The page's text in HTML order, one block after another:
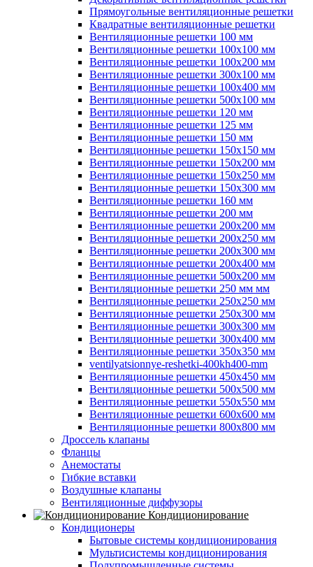
Прямоугольные вентиляционные решетки
Квадратные вентиляционные решетки
Вентиляционные решетки 100 мм
Вентиляционные решетки 100х100 мм
Вентиляционные решетки 100х200 мм
Вентиляционные решетки 300х100 мм
Вентиляционные решетки 100х400 мм
Вентиляционные решетки 500х100 мм
Вентиляционные решетки 120 мм
Вентиляционные решетки 125 мм
Вентиляционные решетки 150 мм
Вентиляционные решетки 150х150 мм
Вентиляционные решетки 150х200 мм
Вентиляционные решетки 150х250 мм
Вентиляционные решетки 150х300 мм
Вентиляционные решетки 160 мм
Вентиляционные решетки 200 мм
Вентиляционные решетки 200х200 мм
Вентиляционные решетки 200х250 мм
Вентиляционные решетки 200х300 мм
Вентиляционные решетки 200х400 мм
Вентиляционные решетки 500х200 мм
Вентиляционные решетки 250 мм мм
Вентиляционные решетки 250х250 мм
Вентиляционные решетки 250х300 мм
Вентиляционные решетки 300х300 мм
Вентиляционные решетки 300х400 мм
Вентиляционные решетки 350х350 мм
ventilyatsionnye-reshetki-400kh400-mm
Вентиляционные решетки 450х450 мм
Вентиляционные решетки 500х500 мм
Вентиляционные решетки 550х550 мм
Вентиляционные решетки 600х600 мм
Вентиляционные решетки 800х800 мм
Дроссель клапаны
Фланцы
Анемостаты
Гибкие вставки
Воздушные клапаны
Вентиляционные диффузоры
Кондиционирование
Кондиционеры
Бытовые системы кондиционирования
Мультисистемы кондиционирования